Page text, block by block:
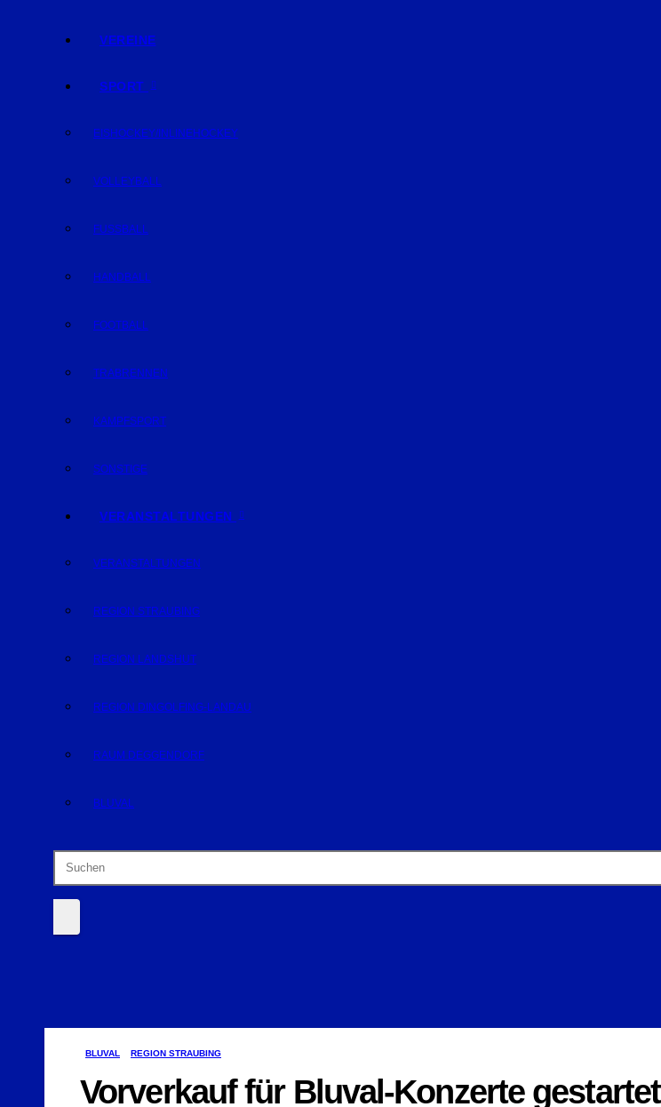
VEREINE
SPORT
EISHOCKEY/INLINEHOCKEY
VOLLEYBALL
FUSSBALL
HANDBALL
FOOTBALL
TRABRENNEN
KAMPFSPORT
SONSTIGE
VERANSTALTUNGEN
VERANSTALTUNGEN
REGION STRAUBING
REGION LANDSHUT
REGION DINGOLFING-LANDAU
RAUM DEGGENDORF
BLUVAL
BLUVAL REGION STRAUBING
Vorverkauf für Bluval-Konzerte gestartet